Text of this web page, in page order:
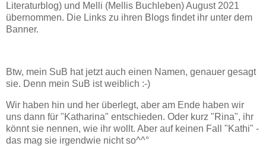
Literaturblog) und Melli (Mellis Buchleben) August 2021
übernommen. Die Links zu ihren Blogs findet ihr unter dem
Banner.
Btw, mein SuB hat jetzt auch einen Namen, genauer gesagt
sie. Denn mein SuB ist weiblich :-)
Wir haben hin und her überlegt, aber am Ende haben wir
uns dann für "Katharina" entschieden. Oder kurz "Rina", ihr
könnt sie nennen, wie ihr wollt. Aber auf keinen Fall "Kathi" -
das mag sie irgendwie nicht so^^°